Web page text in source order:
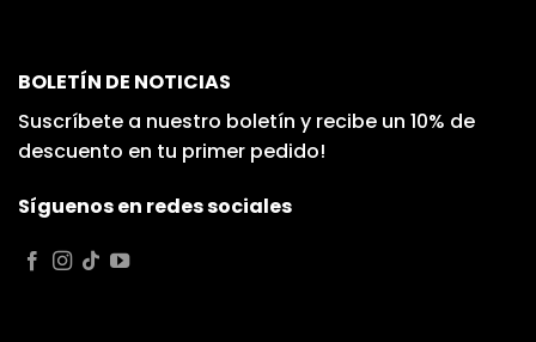
BOLETÍN DE NOTICIAS
Suscríbete a nuestro boletín y recibe un 10% de
descuento en tu primer pedido!
Síguenos en redes sociales